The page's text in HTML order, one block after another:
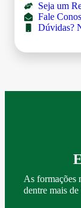
Seja um
Fale
Dúvidas?
As formações
dentre mais